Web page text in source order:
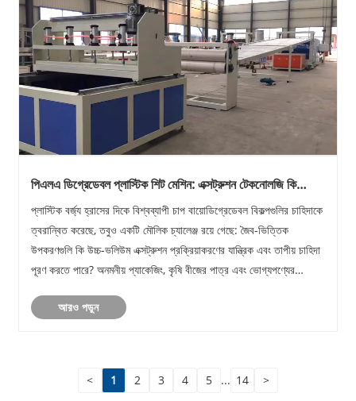
পিএলএ ডিগ্রেডেবল প্লাস্টিক শিট মেশিন: এক্সট্রুশন টেকনোলজি কি
প্লাস্টিক বর্জ্য হ্রাসের দিকে বিশ্বব্যাপী চাপ বায়োডিগ্রেডেবল বিকল্পগুলির চাহিদাকে
ত্বরান্বিত করেছে, তবুও একটি মৌলিক চ্যালেঞ্জ রয়ে গেছে: জৈব-ভিত্তিক
উপকরণগুলি কি উচ্চ-ভলিউম এক্সট্রুশন প্রক্রিয়াকরণের যান্ত্রিক এবং তাপীয় চাহিদা
পূরণ করতে পারে? অনমনীয় প্যাকেজিং, কৃষি বীজের পাত্র এবং ভোগ্যপণ্যের
আরও পড়ুন
< 1 2 3 4 5 ... 14 >